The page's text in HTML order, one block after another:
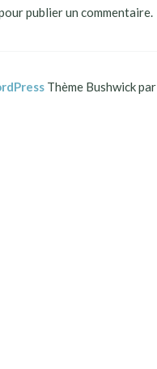
publier un commentaire.
Thème Bushwick par